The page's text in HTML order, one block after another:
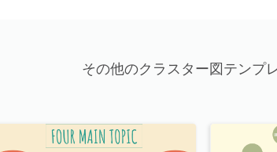
その他のクラスター図テンプ